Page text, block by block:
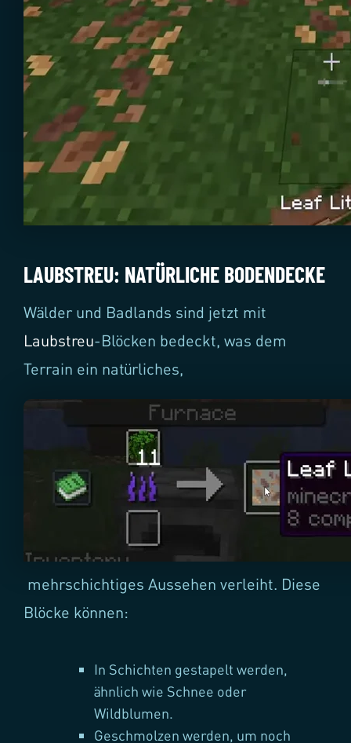
LAUBSTREU: NATÜRLICHE BODENDECKE
Wälder und Badlands sind jetzt mit
Laubstreu-Blöcken bedeckt, was dem
Terrain ein natürliches,
mehrschichtiges Aussehen verleiht. Diese
Blöcke können:
In Schichten gestapelt werden,
ähnlich wie Schnee oder
Wildblumen.
Geschmolzen werden, um noch